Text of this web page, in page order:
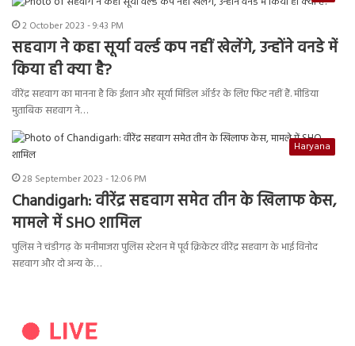
2 October 2023 - 9:43 PM
सहवाग ने कहा सूर्या वर्ल्ड कप नहीं खेलेंगे, उन्होंने वनडे में
किया ही क्या है?
वीरेंद्र सहवाग का मानना है कि ईशान और सूर्या मिडिल ऑर्डर के लिए फिट नहीं हैं. मीडिया
मुताबिक सहवाग ने…
Haryana
28 September 2023 - 12:06 PM
Chandigarh: वीरेंद्र सहवाग समेत तीन के खिलाफ केस,
मामले में SHO शामिल
पुलिस ने चंडीगढ़ के मनीमाजरा पुलिस स्टेशन में पूर्व क्रिकेटर वीरेंद्र सहवाग के भाई विनोद
सहवाग और दो अन्य के…